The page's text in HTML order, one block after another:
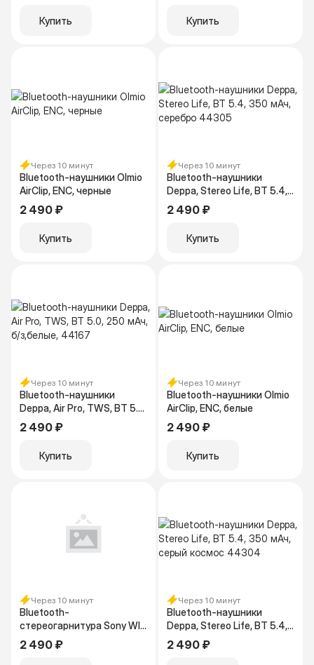
Купить Купить
Через 10 минут
Bluetooth-наушники Olmio
AirClip, ENC, черные
2 490 ₽
Купить
Через 10 минут
Bluetooth-наушники
Deppa, Stereo Life, BT 5.4,
350 мАч, серебро 44305
2 490 ₽
Купить
Через 10 минут
Bluetooth-наушники
Deppa, Air Pro, TWS, BT 5.0,
250 мАч, б/з,белые, 44167
2 490 ₽
Купить
Через 10 минут
Bluetooth-наушники Olmio
AirClip, ENC, белые
2 490 ₽
Купить
Через 10 минут
Bluetooth-
стереогарнитура Sony WI-
C100, черный
2 490 ₽
Через 10 минут
Bluetooth-наушники
Deppa, Stereo Life, BT 5.4,
350 мАч, серый космос
44304
2 490 ₽